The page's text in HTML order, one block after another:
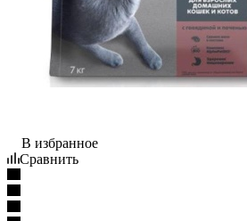
В избранное
Сравнить